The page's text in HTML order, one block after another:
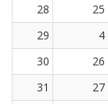
28
25
29
4
30
26
31
27